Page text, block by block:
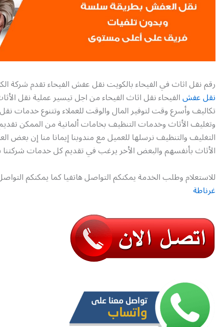
رقم نقل اثاث في الفيحاء بالكويت نقل عفش الفيحاء تقدم شركة
نقل عفشالفيحاء نقل اثاث الفيحاء من اجل تيسير عملية نقل
تكاليف وأسرع وقت لتوفير المال والوقت للعملاء وتتنوع خدمات
وتغليف الأثاث وخدمات التنظيف بخامات ألمانية من الممكن
التغليف والتنظيف نرسلها للعميل مع مندوبنا إيمانا منا إن بعض
الأثاث بأنفسهم والبعض الأخر يرغب في تقديم كل خدمات شركتنا
للاستعلام وطلب الخدمة يمكنكم التواصل هاتفيا كما يمكنكم
غرناطة